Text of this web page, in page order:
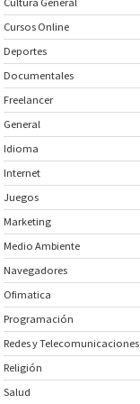
Cursos Online
Deportes
Documentales
Freelancer
General
Idioma
Internet
Juegos
Marketing
Medio Ambiente
Navegadores
Ofimatica
Programación
Redes y Telecomunicaciones
Religión
Salud